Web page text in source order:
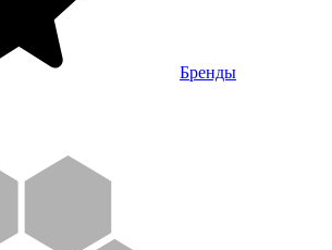
Бренды